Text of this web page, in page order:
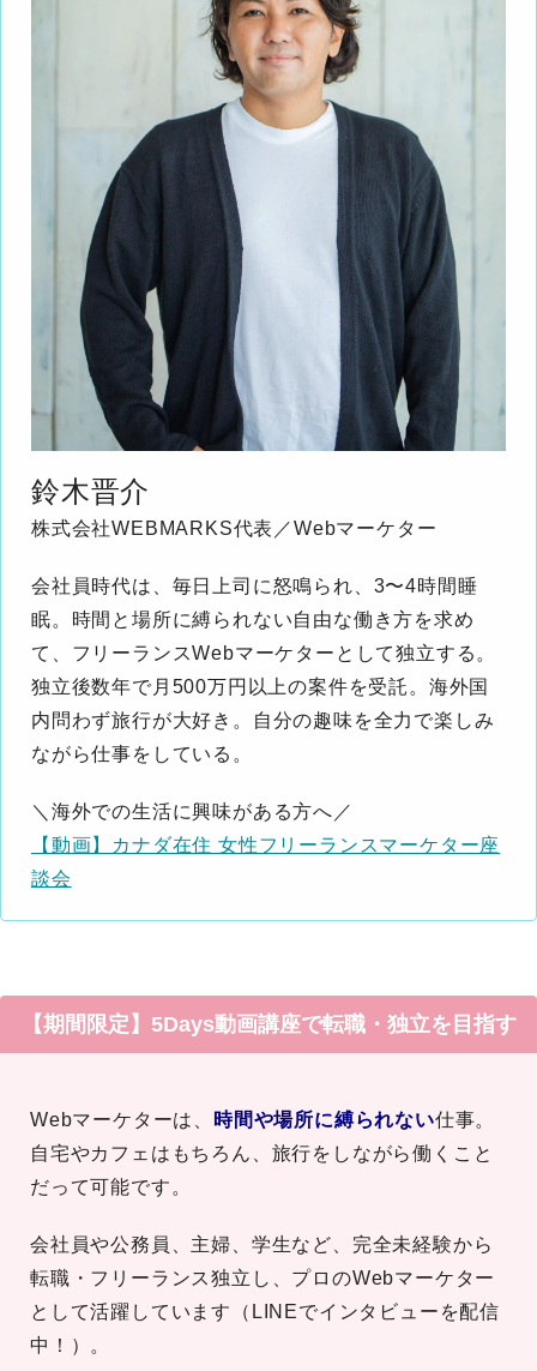
鈴木晋介
株式会社WEBMARKS代表／Webマーケター
会社員時代は、毎日上司に怒鳴られ、3〜4時間睡
眠。時間と場所に縛られない自由な働き方を求め
て、フリーランスWebマーケターとして独立する。
独立後数年で月500万円以上の案件を受託。海外国
内問わず旅行が大好き。自分の趣味を全力で楽しみ
ながら仕事をしている。
＼海外での生活に興味がある方へ／
【動画】カナダ在住 女性フリーランスマーケター座
談会
【期間限定】5Days動画講座で転職・独立を目指す
Webマーケターは、 時間や場所に縛られない仕事。
自宅やカフェはもちろん、旅行をしながら働くこと
だって可能です。
会社員や公務員、主婦、学生など、完全未経験から
転職・フリーランス独立し、プロのWebマーケター
として活躍しています（LINEでインタビューを配信
中！）。